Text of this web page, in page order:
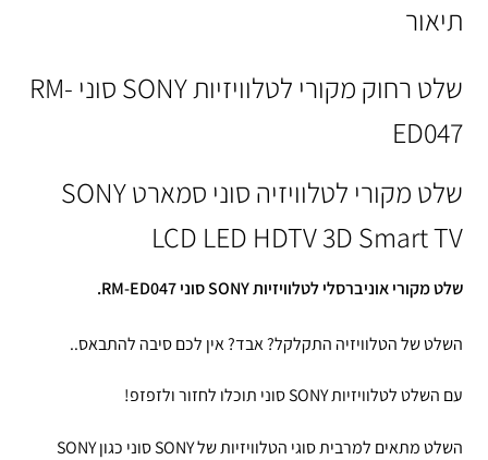
תיאור
שלט רחוק מקורי לטלוויזיות SONY סוני RM-
ED047
שלט מקורי לטלוויזיה סוני סמארט SONY
LCD LED HDTV 3D Smart TV
שלט מקורי אוניברסלי לטלוויזיות SONY סוני RM-ED047.
השלט של הטלוויזיה התקלקל? אבד? אין לכם סיבה להתבאס..
עם השלט לטלוויזיות SONY סוני תוכלו לחזור ולזפזפ!
השלט מתאים למרבית סוגי הטלוויזיות של SONY סוני כגון SONY